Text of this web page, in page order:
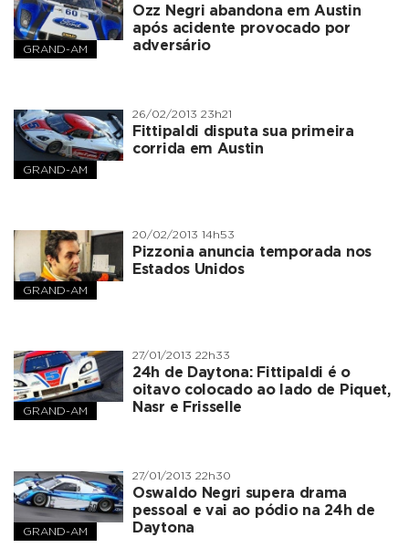
GRAND-AM
Ozz Negri abandona em Austin
após acidente provocado por
adversário
GRAND-AM
26/02/2013 23h21
Fittipaldi disputa sua primeira
corrida em Austin
GRAND-AM
20/02/2013 14h53
Pizzonia anuncia temporada nos
Estados Unidos
GRAND-AM
27/01/2013 22h33
24h de Daytona: Fittipaldi é o
oitavo colocado ao lado de Piquet,
Nasr e Frisselle
GRAND-AM
27/01/2013 22h30
Oswaldo Negri supera drama
pessoal e vai ao pódio na 24h de
Daytona